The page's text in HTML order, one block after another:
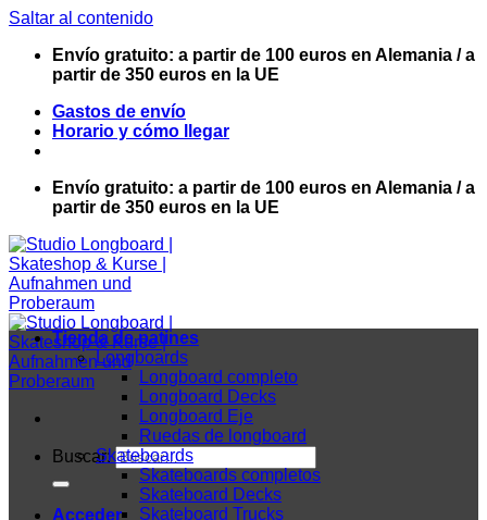
Saltar al contenido
Envío gratuito: a partir de 100 euros en Alemania / a
partir de 350 euros en la UE
Gastos de envío
Horario y cómo llegar
Envío gratuito: a partir de 100 euros en Alemania / a
partir de 350 euros en la UE
Buscar:
Acceder
Tienda de patines
Longboards
Longboard completo
Longboard Decks
Longboard Eje
Ruedas de longboard
Skateboards
Skateboards completos
Skateboard Decks
Skateboard Trucks